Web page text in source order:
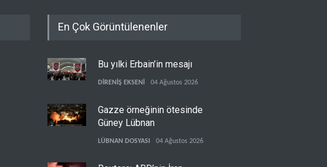
En Çok Görüntülenenler
Bu yılki Erbain’in mesajı
DİRENİŞ EKSENİ 04 Ağustos 2026
Gazze örneğinin ötesinde
Güney Lübnan
LÜBNAN DOSYASI 04 Ağustos 2026